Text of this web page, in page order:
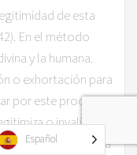
de esta
En el método
y la humana.
o exhortación para
por este proceso
o invalida la
estos elementos, la
Español